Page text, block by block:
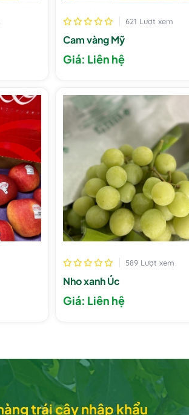
621 Lượt xem
Cam vàng Mỹ
Giá: Liên hệ
589 Lượt xem
Nho xanh Úc
Giá: Liên hệ
trái cây nhập khẩu